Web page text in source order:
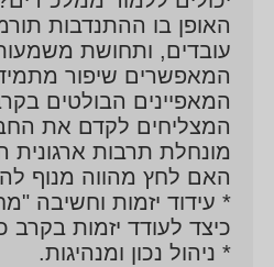
האופן בו ההתנדבות
עובדים, ותחושת
המאפשרים שיפור
המאפיינים הבולטים
המצליחים לקדם את
מונחלת תרבות
האם לחץ מהווה מנוף
* עידוד יזמות וחשיבה
כיצד לעודד יזמות בקרב
* ניהול נכון ומנהיגות.